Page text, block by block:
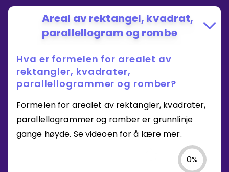
Areal av rektangel, kvadrat,
parallellogram og rombe
Hva er formelen for arealet av
rektangler, kvadrater,
parallellogrammer og romber?
Formelen for arealet av rektangler, kvadrater,
parallellogrammer og romber er grunnlinje
gange høyde. Se videoen for å lære mer.
0%